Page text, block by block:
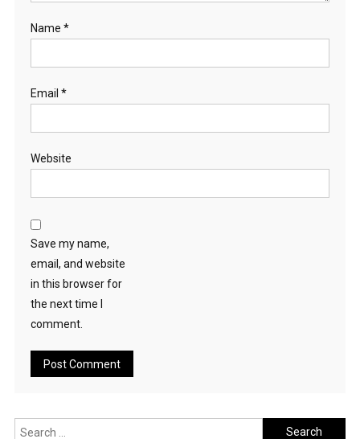
Name *
Email *
Website
Save my name,
email, and website
in this browser for
the next time I
comment.
Search